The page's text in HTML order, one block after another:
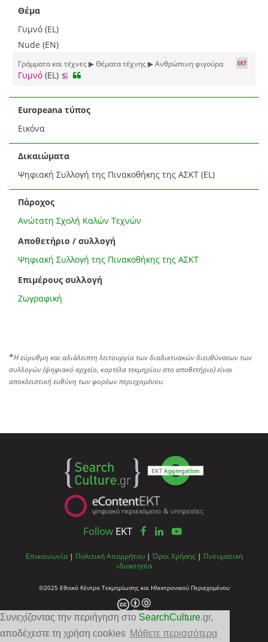
Συνεχίζοντας την περιήγηση στο SearchCulture.gr,
αποδέχεστε τη χρήση cookies Μάθετε περισσότερα
Θέμα
Γυμνό (EL)
Nude (EN)
Γράμματα και τέχνες ▶ Θέματα τέχνης ▶ Ανθρώπινη φιγούρα
Γυμνό (EL)
Europeana τύπος
Εικόνα
Δικαιώματα
Ψηφιακή Συλλογή της Πινακοθήκης της ΑΣΚΤ (EL)
Πάροχος
Ανώτατη Σχολή Καλών Τεχνών
Αποθετήριο / συλλογή
Ψηφιακή Συλλογή της Πινακοθήκης της ΑΣΚΤ
Επιμέρους συλλογή
Ζωγραφική
*Η εύρυθμη και αδιάλειπτη λειτουργία των διαδικτυακών διευθύνσεων των
συλλογών (ψηφιακό αρχείο, καρτέλα τεκμηρίου στο αποθετήριο) είναι
αποκλειστική ευθύνη των φορέων περιεχομένου.
Follow EKT
Επικοινωνία | Πολιτική Απορρήτου | Όροι Χρήσης | Πνευματική
ιδιοκτησία
©2025 Εθνικό Κέντρο Τεκμηρίωσης και Ηλεκτρονικού Περιεχομένου